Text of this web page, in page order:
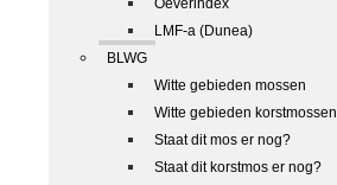
Oeverindex
LMF-a (Dunea)
BLWG
Witte gebieden mossen
Witte gebieden korstmossen
Staat dit mos er nog?
Staat dit korstmos er nog?